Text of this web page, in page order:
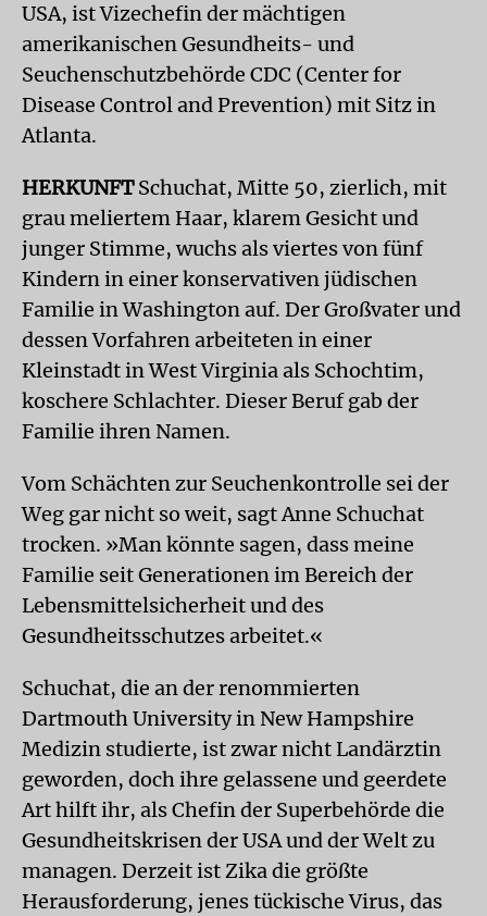
USA, ist Vizechefin der mächtigen
amerikanischen Gesundheits- und
Seuchenschutzbehörde CDC (Center for
Disease Control and Prevention) mit Sitz in
Atlanta.
HERKUNFTSchuchat, Mitte 50, zierlich, mit
grau meliertem Haar, klarem Gesicht und
junger Stimme, wuchs als viertes von fünf
Kindern in einer konservativen jüdischen
Familie in Washington auf. Der Großvater und
dessen Vorfahren arbeiteten in einer
Kleinstadt in West Virginia als Schochtim,
koschere Schlachter. Dieser Beruf gab der
Familie ihren Namen.
Vom Schächten zur Seuchenkontrolle sei der
Weg gar nicht so weit, sagt Anne Schuchat
trocken. »Man könnte sagen, dass meine
Familie seit Generationen im Bereich der
Lebensmittelsicherheit und des
Gesundheitsschutzes arbeitet.«
Schuchat, die an der renommierten
Dartmouth University in New Hampshire
Medizin studierte, ist zwar nicht Landärztin
geworden, doch ihre gelassene und geerdete
Art hilft ihr, als Chefin der Superbehörde die
Gesundheitskrisen der USA und der Welt zu
managen. Derzeit ist Zika die größte
Herausforderung, jenes tückische Virus, das